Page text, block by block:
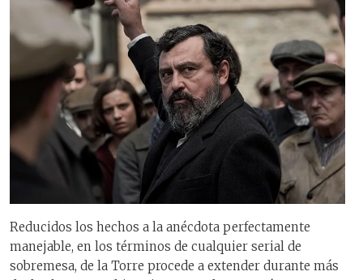
Reducidos los hechos a la anécdota perfectamente
manejable, en los términos de cualquier serial de
sobremesa, de la Torre procede a extender durante más